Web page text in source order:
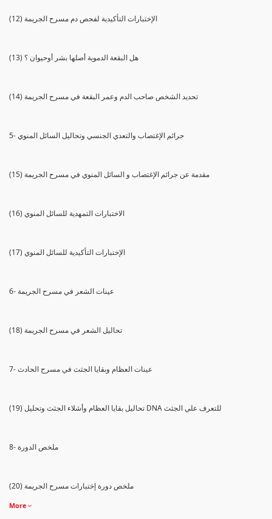
(12) الإختبارات التأكيدية لفحص دم مسرح الجريمة
(13) هل البقعة الدموية أصلها بشر أوحيوان ؟
(14) تحديد الشخص صاحب الدم وعمر البقعة في مسرح الجريمة
5- جرائم الإغتصاب والتعدي الجنسي وتحاليل السائل المنوي
(15) مقدمة عن جرائم الإغتصاب و السائل المنوي في مسرح الجريمة
(16) الاختبارات التمهدية للسائل المنوي
(17) الإختبارات التأكيدية للسائل المنوي
6- عينات الشعر في مسرح الجريمة
(18) تحاليل الشعر في مسرح الجريمة
7- عينات العظام وبقايا الجثث في مسرح الحادث
(19) تحاليل بقايا العظام وأشلاء الجثث وتحليل DNA للتعرف علي الجثث
8- ملخص الدورة
(20) ملخص دورة إختبارات مسرح الجريمة
More